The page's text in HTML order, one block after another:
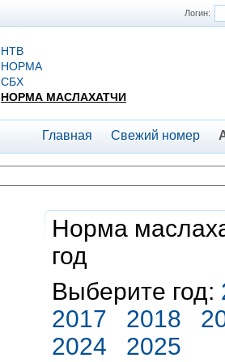
Логин:
НТВ
НОРМА
СБХ
НОРМА МАСЛАХАТЧИ
Главная Свежий номер
Норма
год
Выберите год:
2017
2018
2024
2025